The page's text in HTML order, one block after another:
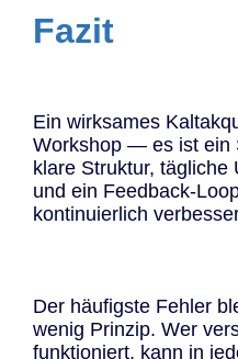
Fazit
Ein wirksames
Workshop — es ist ein
klare Struktur, tägliche
und ein Feedback-
kontinuierlich
Der häufigste Fehler
wenig Prinzip. Wer
funktioniert, kann in